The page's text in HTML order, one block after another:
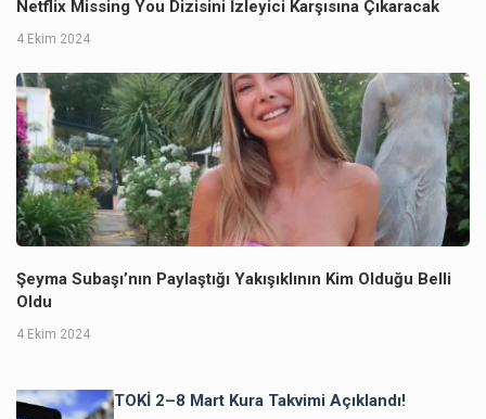
Netflix Missing You Dizisini İzleyici Karşısına Çıkaracak
4 Ekim 2024
Şeyma Subaşı’nın Paylaştığı Yakışıklının Kim Olduğu Belli
Oldu
4 Ekim 2024
TOKİ 2–8 Mart Kura Takvimi Açıklandı!